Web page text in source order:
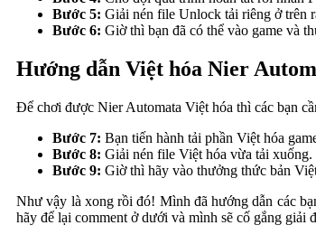
Bước 5: Giải nén file Unlock tải riêng ở trên
Bước 6: Giờ thì bạn đã có thể vào game và
Hướng dẫn Việt hóa Nier
Để chơi được Nier Automata Việt hóa thì các bạn
Bước 7: Bạn tiến hành tải phần Việt hóa
Bước 8: Giải nén file Việt hóa vừa tải
Bước 9: Giờ thì hãy vào thưởng thức bản
Như vậy là xong rồi đó! Mình đã hướng dẫn các
hãy để lại comment ở dưới và mình sẽ cố gắng giải